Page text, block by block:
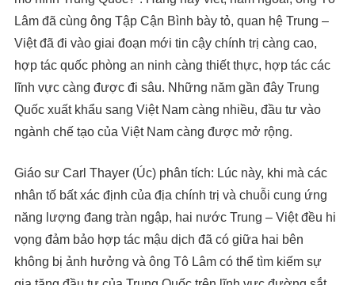
Lâm đã cùng ông Tập Cận Bình bày tỏ, quan hệ Trung –
Việt đã đi vào giai đoạn mới tin cậy chính trị càng cao,
hợp tác quốc phòng an ninh càng thiết thực, hợp tác các
lĩnh vực càng được đi sâu. Những năm gần đây Trung
Quốc xuất khẩu sang Việt Nam càng nhiều, đầu tư vào
ngành chế tạo của Việt Nam càng được mở rộng.
Giáo sư Carl Thayer (Úc) phân tích: Lúc này, khi mà các
nhân tố bất xác định của địa chính trị và chuỗi cung ứng
năng lượng đang tràn ngập, hai nước Trung – Việt đều hi
vọng đảm bảo hợp tác mậu dịch đã có giữa hai bên
không bị ảnh hưởng và ông Tô Lâm có thể tìm kiếm sự